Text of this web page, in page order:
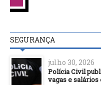
SEGURANÇA
julho 30, 2026
Polícia Civil
vagas e salários